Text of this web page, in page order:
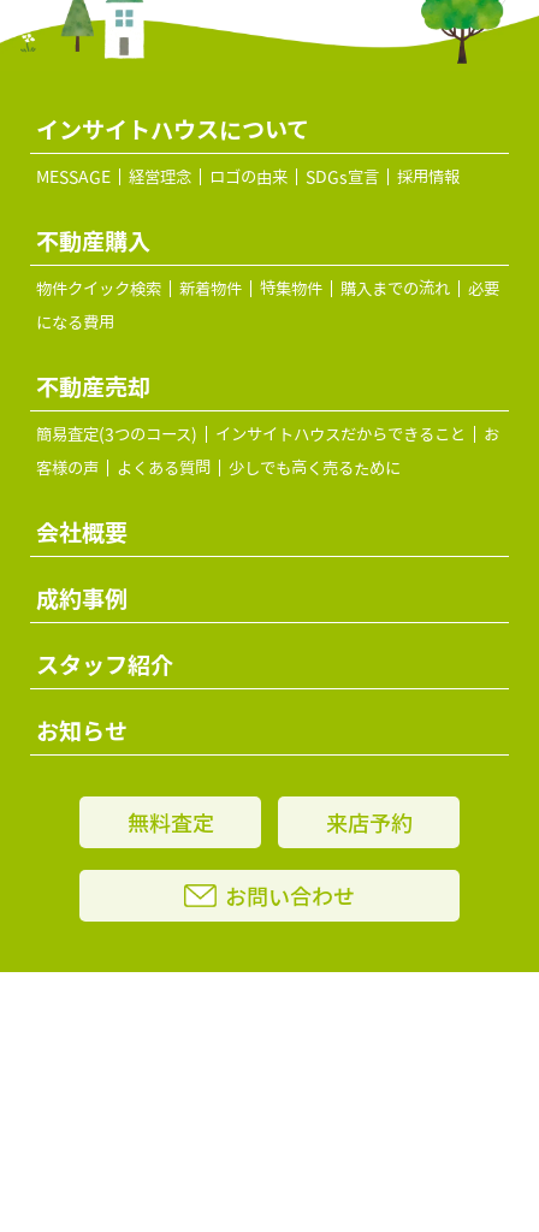
インサイトハウスについて
MESSAGE 経営理念 ロゴの由来 SDGs宣言 採用情報
不動産購入
物件クイック検索 新着物件 特集物件 購入までの流れ
必要
になる費用
不動産売却
簡易査定(3つのコース) インサイトハウスだからできること
お
客様の声
よくある質問 少しでも高く売るために
会社概要
成約事例
スタッフ紹介
お知らせ
無料査定 来店予約
お問い合わせ